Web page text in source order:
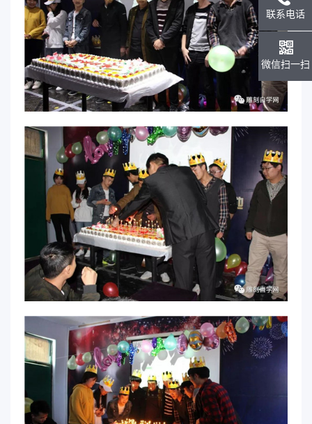
联系电话
微信扫一扫